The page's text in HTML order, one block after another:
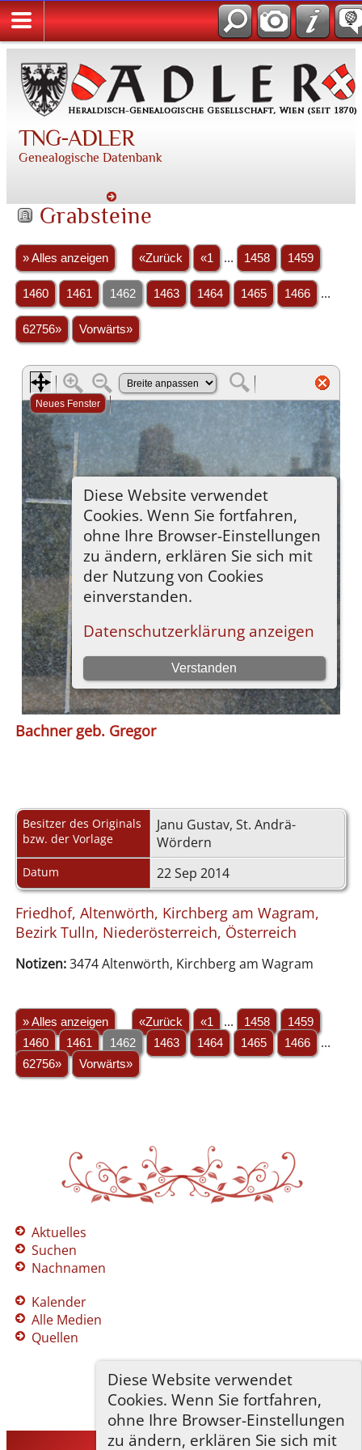
TNG-ADLER
Genealogische Datenbank
Diese Website verwendet
Cookies. Wenn Sie fortfahren,
ohne Ihre Browser-Einstellungen
zu ändern, erklären Sie sich mit
Grabsteine
» Alles anzeigen «Zurück «1 ... 1458 1459
1460 1461 1462 1463 1464 1465 1466 ...
62756» Vorwärts»
Bachner geb. Gregor
Besitzer des Originals
bzw. der Vorlage
Janu Gustav, St. Andrä-
Wördern
Datum 22 Sep 2014
Friedhof, Altenwörth, Kirchberg am Wagram,
Bezirk Tulln, Niederösterreich, Österreich
Notizen:3474 Altenwörth, Kirchberg am Wagram
» Alles anzeigen «Zurück «1 ... 1458
1459
1460
1461 1462 1463 1464 1465 1466
...
62756»
Vorwärts»
Aktuelles
Suchen
Nachnamen
Kalender
Alle Medien
Quellen